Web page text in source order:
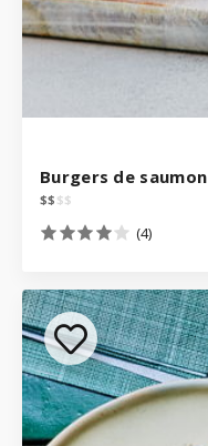
Burgers de
$$ $$
(4)